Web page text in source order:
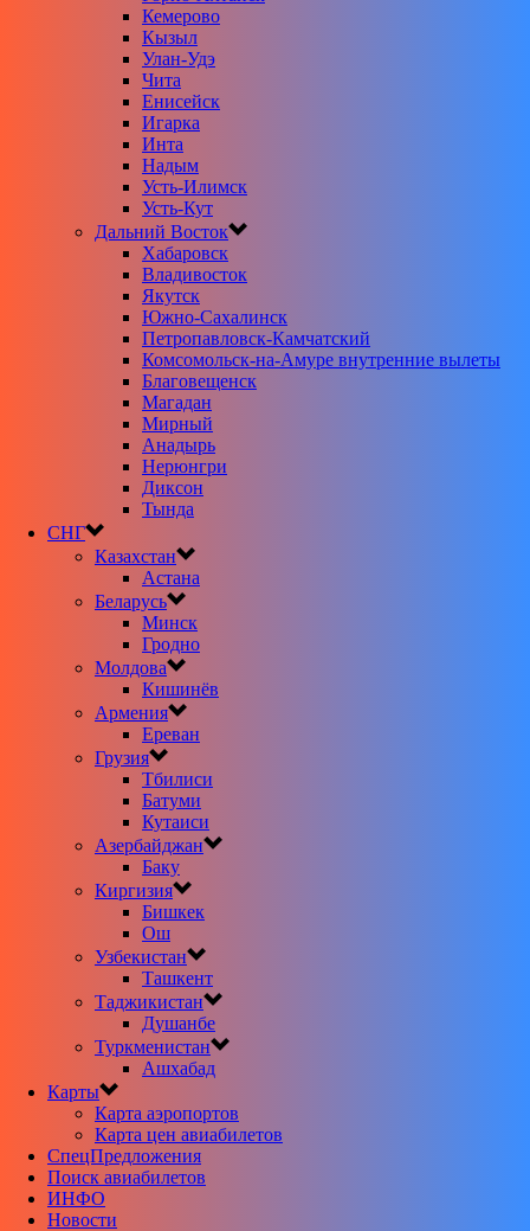
Кемерово
Кызыл
Улан-Удэ
Чита
Енисейск
Игарка
Инта
Надым
Усть-Илимск
Усть-Кут
Дальний Восток
Хабаровск
Владивосток
Якутск
Южно-Сахалинск
Петропавловск-Камчатский
Комсомольск-на-Амуре внутренние вылеты
Благовещенск
Магадан
Мирный
Анадырь
Нерюнгри
Диксон
Тында
СНГ
Казахстан
Астана
Беларусь
Минск
Гродно
Молдова
Кишинёв
Армения
Ереван
Грузия
Тбилиси
Батуми
Кутаиси
Азербайджан
Баку
Киргизия
Бишкек
Ош
Узбекистан
Ташкент
Таджикистан
Душанбе
Туркменистан
Ашхабад
Карты
Карта аэропортов
Карта цен авиабилетов
CпецПредложения
Поиск авиабилетов
ИНФО
Новости